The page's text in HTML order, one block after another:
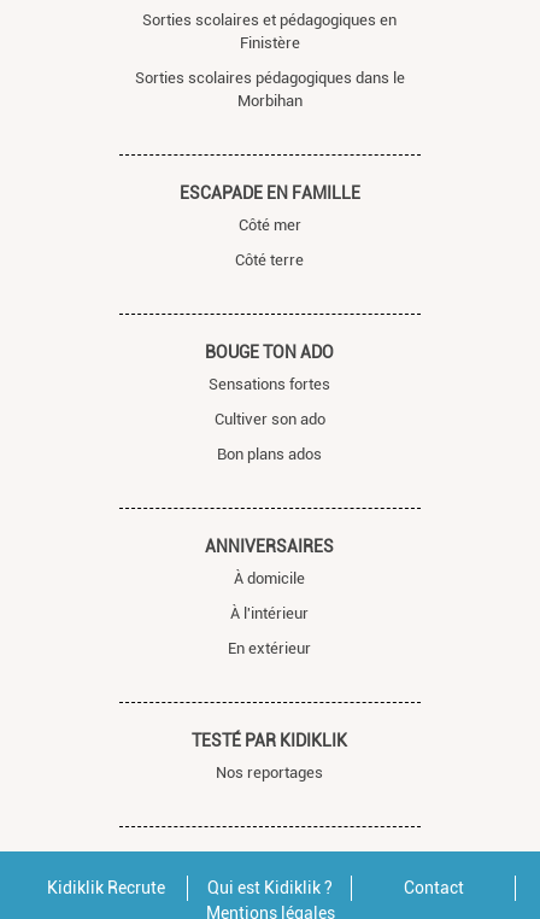
Sorties scolaires et pédagogiques en
Finistère
Sorties scolaires pédagogiques dans le
Morbihan
ESCAPADE EN FAMILLE
Côté mer
Côté terre
BOUGE TON ADO
Sensations fortes
Cultiver son ado
Bon plans ados
ANNIVERSAIRES
À domicile
À l'intérieur
En extérieur
TESTÉ PAR KIDIKLIK
Nos reportages
Kidiklik Recrute Qui est Kidiklik ?
Contact
Mentions légales